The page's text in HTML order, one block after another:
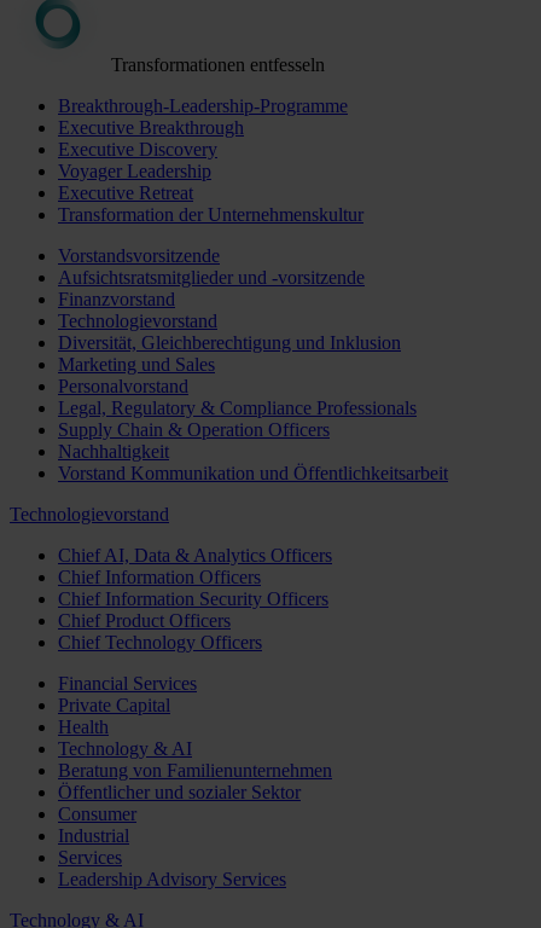
Transformationen entfesseln
Breakthrough-Leadership-Programme
Executive Breakthrough
Executive Discovery
Voyager Leadership
Executive Retreat
Transformation der Unternehmenskultur
Vorstandsvorsitzende
Aufsichtsratsmitglieder und -vorsitzende
Finanzvorstand
Technologievorstand
Diversität, Gleichberechtigung und Inklusion
Marketing und Sales
Personalvorstand
Legal, Regulatory & Compliance Professionals
Supply Chain & Operation Officers
Nachhaltigkeit
Vorstand Kommunikation und Öffentlichkeitsarbeit
Technologievorstand
Chief AI, Data & Analytics Officers
Chief Information Officers
Chief Information Security Officers
Chief Product Officers
Chief Technology Officers
Financial Services
Private Capital
Health
Technology & AI
Beratung von Familienunternehmen
Öffentlicher und sozialer Sektor
Consumer
Industrial
Services
Leadership Advisory Services
Technology & AI